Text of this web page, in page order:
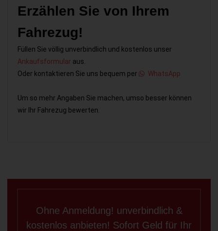
Erzählen Sie von Ihrem
Fahrezug!
Füllen Sie völlig unverbindlich und kostenlos unser
Ankaufsformular aus.
Oder kontaktieren Sie uns bequem per
WhatsApp
Um so mehr Angaben Sie machen, umso besser können
wir Ihr Fahrezug bewerten.
Ohne Anmeldung! unverbindlich &
kostenlos anbieten! Sofort Geld für Ihr